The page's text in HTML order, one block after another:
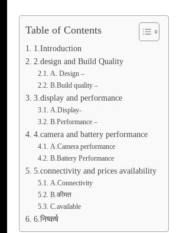
Table of Contents
1.Introduction
2.design and Build Quality
A. Design –
B.Build quality –
3.display and performance
A.Display-
B.Performance –
4.camera and battery performance
A.Camera performance
B.Battery Performance
5.connectivity and prices availability
A.Connectivity
B.कीमत
C.available
6.निष्कर्ष